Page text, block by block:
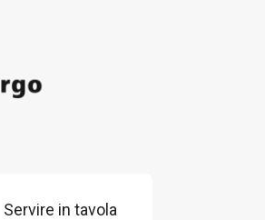
Servire in tavola